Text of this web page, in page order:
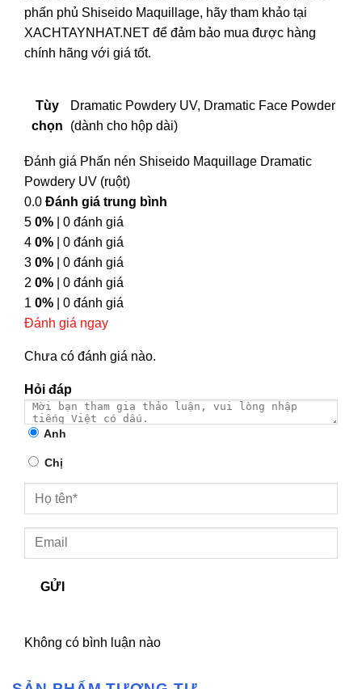
phấn phủ Shiseido Maquillage, hãy tham khảo tại
XACHTAYNHAT.NET để đảm bảo mua được hàng
chính hãng với giá tốt.
Tùy
chọn
Dramatic Powdery UV, Dramatic Face Powder
(dành cho hộp dài)
Đánh giá Phấn nén Shiseido Maquillage Dramatic
Powdery UV (ruột)
0.0 Đánh giá trung bình
5 0% | 0 đánh giá
4 0% | 0 đánh giá
3 0% | 0 đánh giá
2 0% | 0 đánh giá
1 0% | 0 đánh giá
Đánh giá ngay
Chưa có đánh giá nào.
Hỏi đáp
Anh
Chị
GỬI
Không có bình luận nào